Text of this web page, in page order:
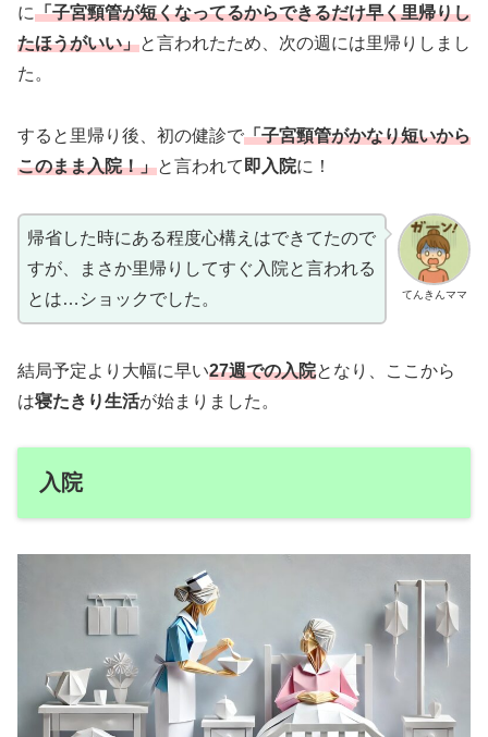
に「子宮頸管が短くなってるからできるだけ早く里帰りし
たほうがいい」と言われたため、次の週には里帰りしまし
た。
すると里帰り後、初の健診で「子宮頸管がかなり短いから
このまま入院！」と言われて 即入院に！
てんきんママ
帰省した時にある程度心構えはできてたので
すが、まさか里帰りしてすぐ入院と言われる
とは…ショックでした。
結局予定より大幅に早い27週での入院となり、ここから
は寝たきり生活が始まりました。
入院